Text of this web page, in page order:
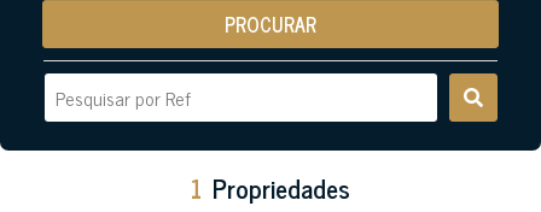
PROCURAR
1 Propriedades